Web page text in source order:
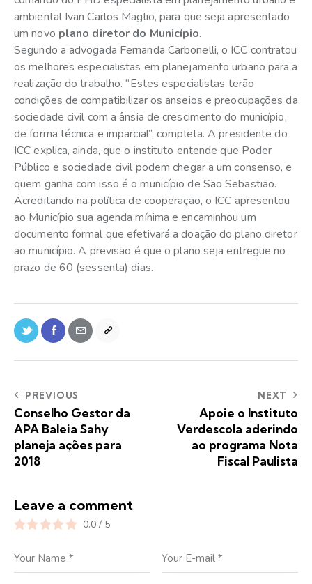
ambiental Ivan Carlos Maglio, para que seja apresentado
um novo plano diretor do Município.
Segundo a advogada Fernanda Carbonelli, o ICC contratou
os melhores especialistas em planejamento urbano para a
realização do trabalho. “Estes especialistas terão
condições de compatibilizar os anseios e preocupações da
sociedade civil com a ânsia de crescimento do município,
de forma técnica e imparcial”, completa. A presidente do
ICC explica, ainda, que o instituto entende que Poder
Público e sociedade civil podem chegar a um consenso, e
quem ganha com isso é o município de São Sebastião.
Acreditando na política de cooperação, o ICC apresentou
ao Município sua agenda mínima e encaminhou um
documento formal que efetivará a doação do plano diretor
ao município. A previsão é que o plano seja entregue no
prazo de 60 (sessenta) dias.
PREVIOUS
Conselho Gestor da
APA Baleia Sahy
planeja ações para
2018
NEXT
Apoie o Instituto
Verdescola aderindo
ao programa Nota
Fiscal Paulista
Leave a comment
0.0 / 5